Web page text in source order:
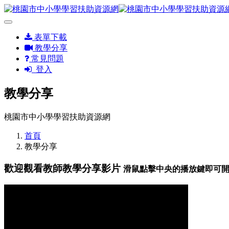
表單下載
教學分享
常見問題
登入
教學分享
桃園市中小學學習扶助資源網
首頁
教學分享
歡迎觀看教師教學分享影片 滑鼠點擊中央的播放鍵即可